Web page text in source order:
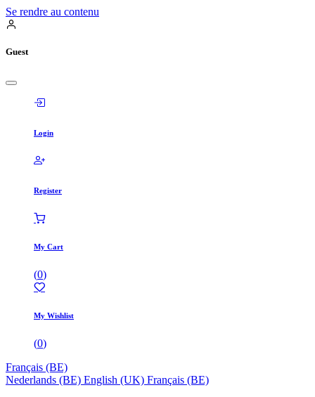
Se rendre au contenu
Guest
Login
Register
My Cart
(0)
My Wishlist
(0)
Français (BE)
Nederlands (BE) English (UK) Français (BE)